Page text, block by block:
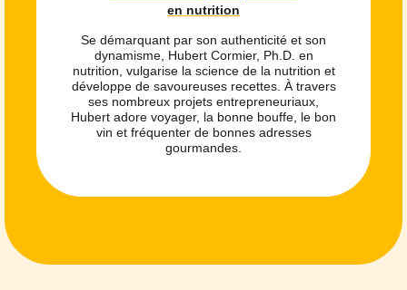
en nutrition
Se démarquant par son authenticité et son
dynamisme, Hubert Cormier, Ph.D. en
nutrition, vulgarise la science de la nutrition et
développe de savoureuses recettes. À travers
ses nombreux projets entrepreneuriaux,
Hubert adore voyager, la bonne bouffe, le bon
vin et fréquenter de bonnes adresses
gourmandes.